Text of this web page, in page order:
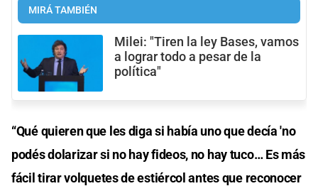
MIRÁ TAMBIÉN
Milei: "Tiren la ley Bases, vamos
a lograr todo a pesar de la
política"
“Qué quieren que les diga si había uno que decía 'no
podés dolarizar si no hay fideos, no hay tuco… Es más
fácil tirar volquetes de estiércol antes que reconocer